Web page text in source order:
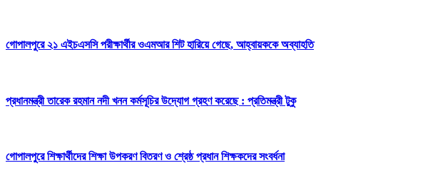
গোপালপুরে ২১ এইচএসসি পরীক্ষার্থীর ওএমআর শিট হারিয়ে গেছে, আহ্বায়ককে অব্যাহতি
প্রধানমন্ত্রী তারেক রহমান নদী খনন কর্মসূচির উদ্যোগ গ্রহণ করেছে : প্রতিমন্ত্রী টুকু
গোপালপুরে শিক্ষার্থীদের শিক্ষা উপকরণ বিতরণ ও শ্রেষ্ঠ প্রধান শিক্ষকদের সংবর্ধনা